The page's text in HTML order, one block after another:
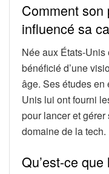
Comment son
influencé sa
Née aux États-
bénéficié d’une
âge. Ses études en
Unis lui ont fourni
pour lancer et
domaine de la tech.
Qu’est-ce